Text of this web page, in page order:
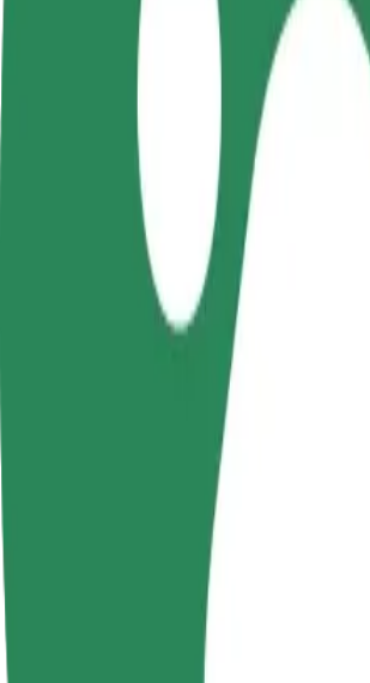
Cómo ir de ZORD a OTO Park
¿Buscás la mejor forma de ir de ZORD a
OTO Park
Comodidad y confort a un botón de distancia
Viajes fiables en coches estándar de tamaño